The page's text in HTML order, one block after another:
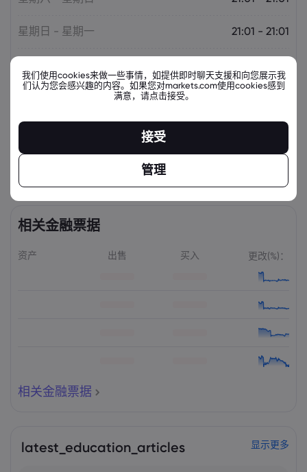
星期日 - 星期一 21:01 - 21:01
星期三 - 星期四 21:01 - 21:01
星期四 - 星期五 21:01 - 21:01
相关金融票据
资产 出售 买入 更改(%)：
相关金融票据
latest_education_articles 显示更多
我们使用cookies来做一些事情，如提供即时聊天支援和向您展示我
们认为您会感兴趣的内容。如果您对markets.com使用cookies感到
满意，请点击接受。
接受
管理